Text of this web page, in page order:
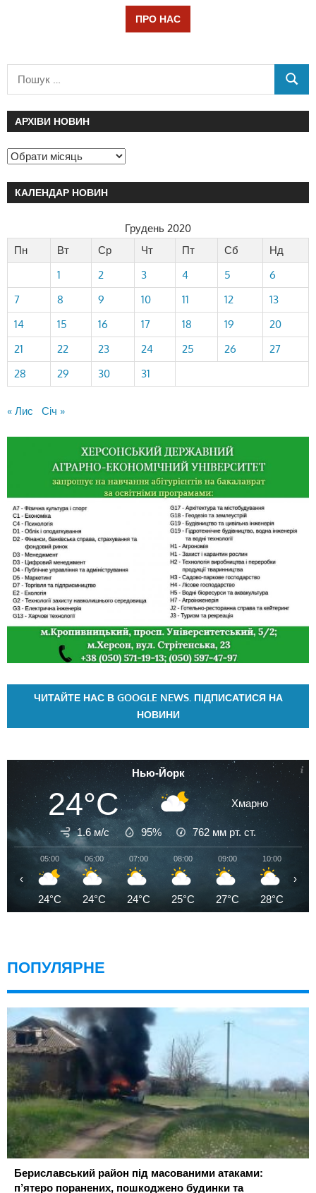
ПРО НАС
АРХІВИ НОВИН
КАЛЕНДАР НОВИН
Грудень 2020
Пн
Вт Ср Чт Пт Сб
Нд
1
2 3 4 5
6
7
8 9 10 11 12
13
14
15 16 17 18 19
20
21
22 23 24 25 26
27
28
29 30 31
« Лис Січ »
ЧИТАЙТЕ НАС В GOOGLE NEWS. ПІДПИСАТИСЯ НА
НОВИНИ
Нью-Йорк
24°C Хмарно
1.6 м/с 95% 762 мм рт. ст.
05:00
24°C
06:00
24°C
07:00
24°C
08:00
25°C
09:00
27°C
10:00
28°C
‹ ›
ПОПУЛЯРНЕ
Бериславський район під масованими атаками:
п’ятеро поранених, пошкоджено будинки та